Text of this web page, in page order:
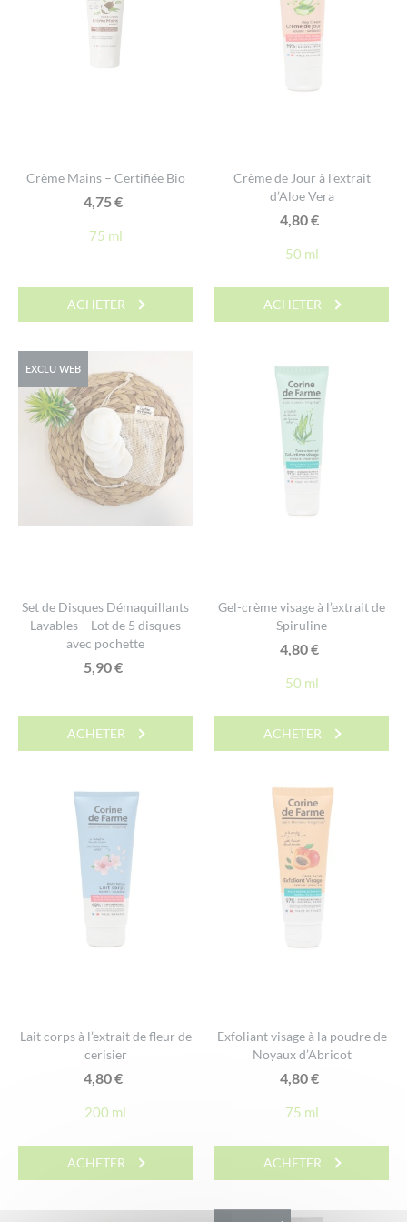
Crème Mains – Certifiée Bio
4,75€
75 ml
ACHETER
Crème de Jour à l’extrait
d’Aloe Vera
4,80€
50 ml
ACHETER
EXCLU WEB
Set de Disques Démaquillants
Lavables – Lot de 5 disques
avec pochette
5,90€
ACHETER
Gel-crème visage à l’extrait de
Spiruline
4,80€
50 ml
ACHETER
Lait corps à l’extrait de fleur de
cerisier
4,80€
200 ml
ACHETER
Exfoliant visage à la poudre de
Noyaux d’Abricot
4,80€
75 ml
ACHETER